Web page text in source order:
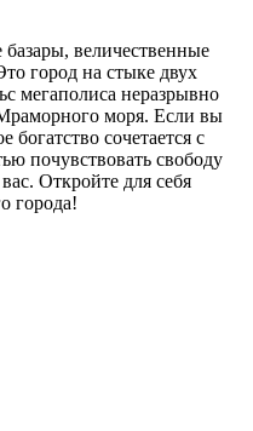
величественные
город на стыке двух
мегаполиса неразрывно
моря. Если вы
богатство сочетается с
почувствовать свободу
Откройте для себя
города!